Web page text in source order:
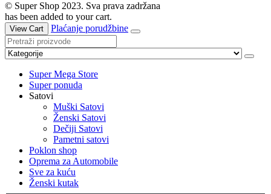
© Super Shop 2023. Sva prava zadržana
has been added to your cart.
View Cart Plaćanje porudžbine
Super Mega Store
Super ponuda
Satovi
Muški Satovi
Ženski Satovi
Dečiji Satovi
Pametni satovi
Poklon shop
Oprema za Automobile
Sve za kuću
Ženski kutak